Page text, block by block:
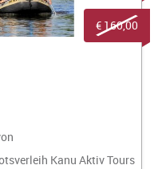
Kanu Aktiv Tours
€ 160,00